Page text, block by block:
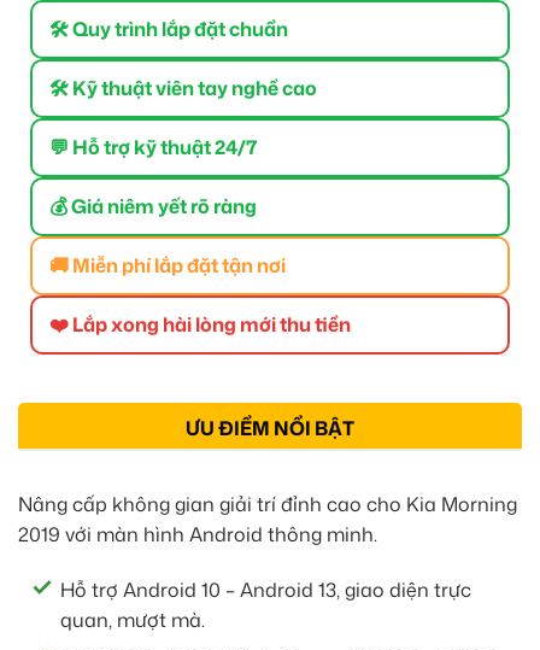
🛠 Quy trình lắp đặt chuẩn
🛠 Kỹ thuật viên tay nghề cao
💬 Hỗ trợ kỹ thuật 24/7
💰 Giá niêm yết rõ ràng
🚚 Miễn phí lắp đặt tận nơi
❤️ Lắp xong hài lòng mới thu tiền
ƯU ĐIỂM NỔI BẬT
Nâng cấp không gian giải trí đỉnh cao cho Kia Morning
2019 với màn hình Android thông minh.
Hỗ trợ Android 10 – Android 13, giao diện trực
quan, mượt mà.